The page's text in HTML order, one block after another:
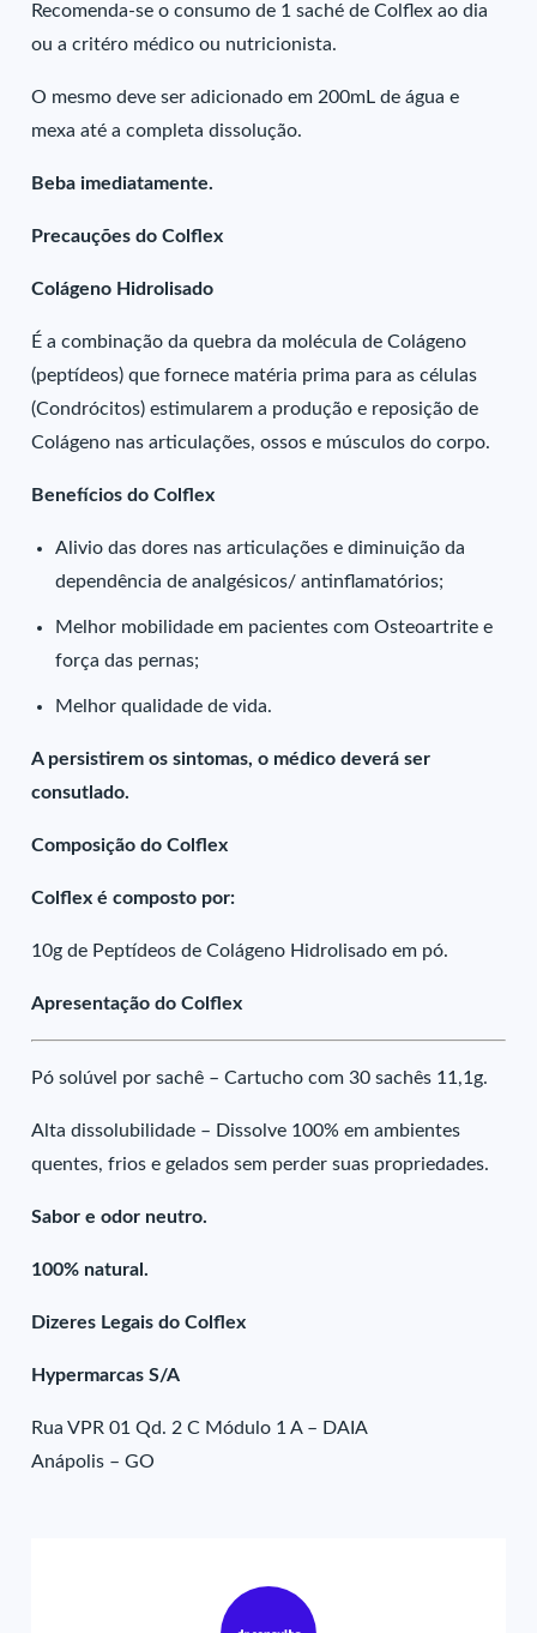
Recomenda-se o consumo de 1 saché de Colflex ao dia
ou a critéro médico ou nutricionista.
O mesmo deve ser adicionado em 200mL de água e
mexa até a completa dissolução.
Beba imediatamente.
Precauções do Colflex
Colágeno Hidrolisado
É a combinação da quebra da molécula de Colágeno
(peptídeos) que fornece matéria prima para as células
(Condrócitos) estimularem a produção e reposição de
Colágeno nas articulações, ossos e músculos do corpo.
Benefícios do Colflex
Alivio das dores nas articulações e diminuição da
dependência de analgésicos/ antinflamatórios;
Melhor mobilidade em pacientes com Osteoartrite e
força das pernas;
Melhor qualidade de vida.
A persistirem os sintomas, o médico deverá ser
consutlado.
Composição do Colflex
Colflex é composto por:
10g de Peptídeos de Colágeno Hidrolisado em pó.
Apresentação do Colflex
Pó solúvel por sachê – Cartucho com 30 sachês 11,1g.
Alta dissolubilidade – Dissolve 100% em ambientes
quentes, frios e gelados sem perder suas propriedades.
Sabor e odor neutro.
100% natural.
Dizeres Legais do Colflex
Hypermarcas S/A
Rua VPR 01 Qd. 2 C Módulo 1 A – DAIA
Anápolis – GO